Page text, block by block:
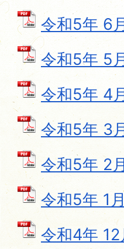
令和5年 6
令和5年 5
令和5年 4
令和5年 3
令和5年 2
令和5年 1
令和4年